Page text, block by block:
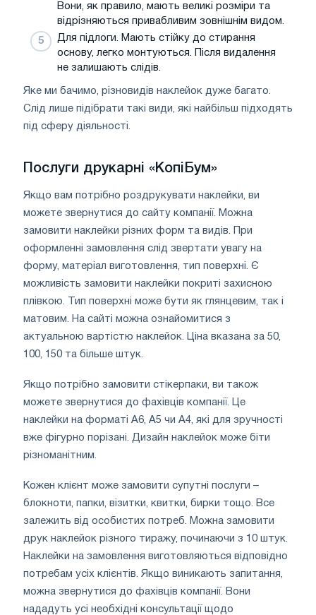
Вони, як правило, мають великі розміри та
відрізняються привабливим зовнішнім видом.
Для підлоги. Мають стійку до стирання
основу, легко монтуються. Після видалення
не залишають слідів.
Яке ми бачимо, різновидів наклейок дуже багато.
Слід лише підібрати такі види, які найбільш підходять
під сферу діяльності.
Послуги друкарні «КопіБум»
Якщо вам потрібно роздрукувати наклейки, ви
можете звернутися до сайту компанії. Можна
замовити наклейки різних форм та видів. При
оформленні замовлення слід звертати увагу на
форму, матеріал виготовлення, тип поверхні. Є
можливість замовити наклейки покриті захисною
плівкою. Тип поверхні може бути як глянцевим, так і
матовим. На сайті можна ознайомитися з
актуальною вартістю наклейок. Ціна вказана за 50,
100, 150 та більше штук.
Якщо потрібно замовити стікерпаки, ви також
можете звернутися до фахівців компанії. Це
наклейки на форматі А6, А5 чи А4, які для зручності
вже фігурно порізані. Дизайн наклейок може біти
різноманітним.
Кожен клієнт може замовити супутні послуги –
блокноти, папки, візитки, квитки, бирки тощо. Все
залежить від особистих потреб. Можна замовити
друк наклейок різного тиражу, починаючи з 10 штук.
Наклейки на замовлення виготовляються відповідно
потребам усіх клієнтів. Якщо виникають запитання,
можна звернутися до фахівців компанії. Вони
нададуть усі необхідні консультації щодо